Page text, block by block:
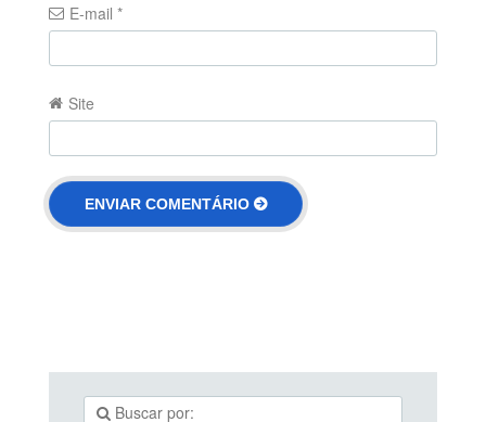
E-mail *
Site